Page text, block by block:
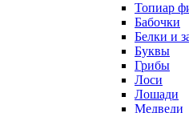
Топиар
Бабочки
Белки и
Буквы
Грибы
Лоси
Лошади
Медведи